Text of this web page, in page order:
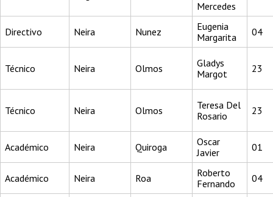
Mercedes
Directivo Neira Nunez
Eugenia
Margarita
04
Técnico Neira Olmos
Gladys
Margot
23
Técnico Neira Olmos
Teresa Del
Rosario
23
Académico Neira Quiroga
Oscar
Javier
01
Académico Neira Roa
Roberto
Fernando
04